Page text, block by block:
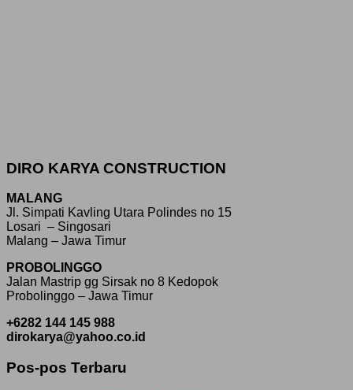
DIRO KARYA CONSTRUCTION
MALANG
Jl. Simpati Kavling Utara Polindes no 15
Losari – Singosari
Malang – Jawa Timur
PROBOLINGGO
Jalan Mastrip gg Sirsak no 8 Kedopok
Probolinggo – Jawa Timur
+6282 144 145 988
dirokarya@yahoo.co.id
Pos-pos Terbaru